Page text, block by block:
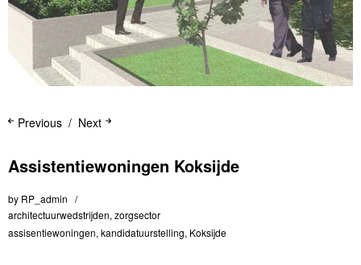
Next
Previous
Assistentiewoningen Koksijde
by RP_admin
architectuurwedstrijden,zorgsector
assisentiewoningen,kandidatuurstelling, Koksijde